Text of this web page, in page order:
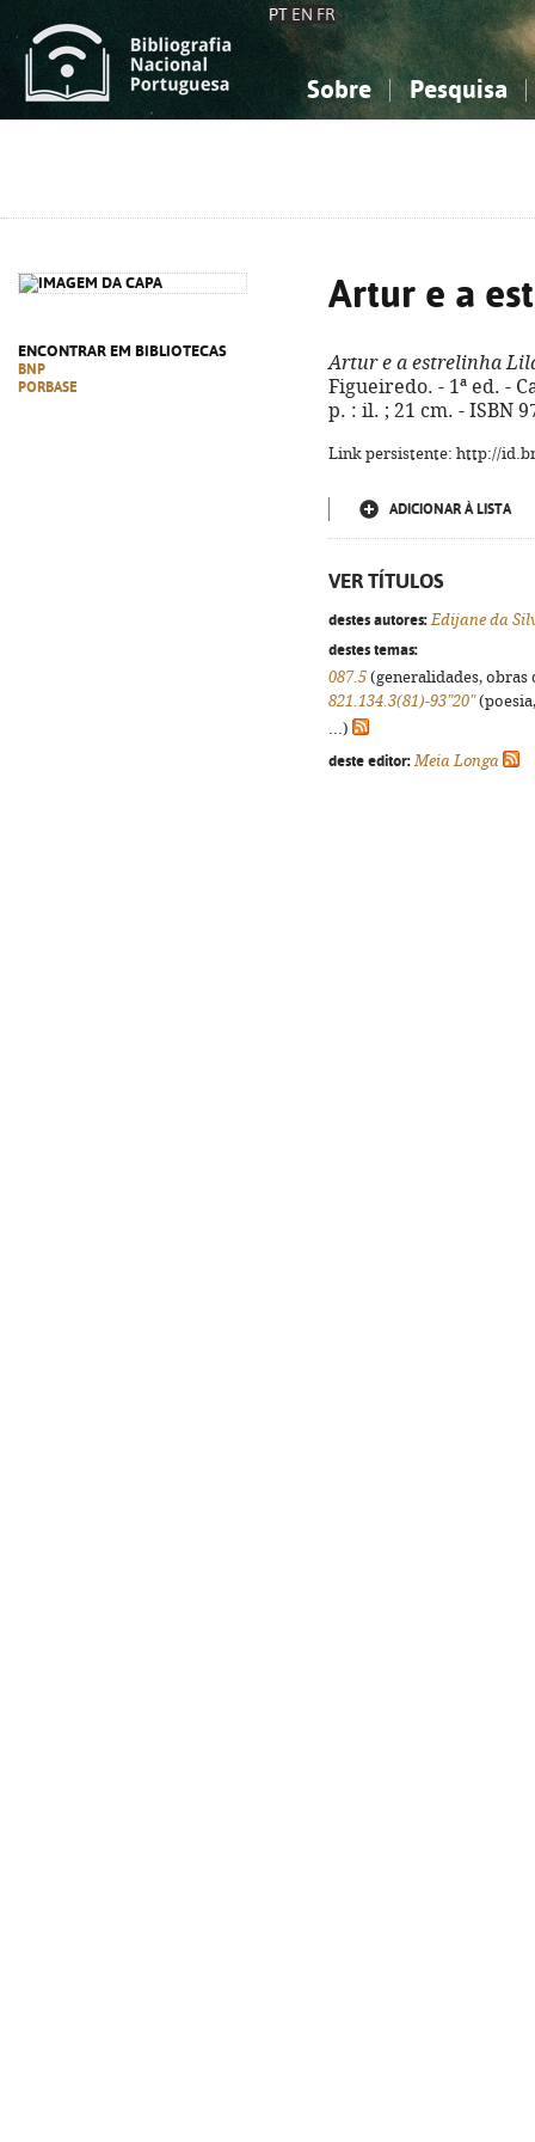
PT EN FR
Sobre Pesquisa
ENCONTRAR EM BIBLIOTECAS
BNP
PORBASE
Artur e a
Artur e a estrelinha
Figueiredo. - 1ª ed. -
p. : il. ; 21 cm. - ISBN
Link persistente: http://
ADICIONAR À LISTA
VER TÍTULOS
destes autores: Edijane da
destes temas:
087.5 (generalidades,
821.134.3(81)-93"20"
...)
deste editor: Meia Longa